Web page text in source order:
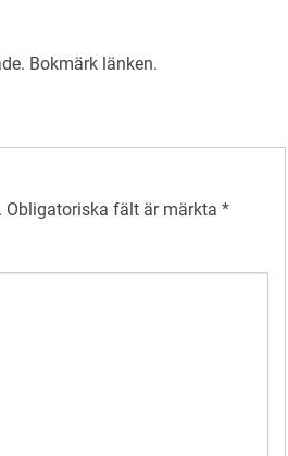
. Bokmärk länken.
Obligatoriska fält är märkta *